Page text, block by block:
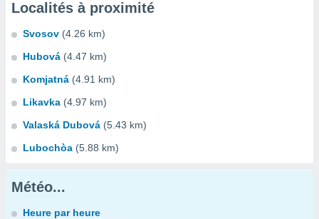
Localités à proximité
Svosov (4.26 km)
Hubová (4.47 km)
Komjatná (4.91 km)
Likavka (4.97 km)
Valaská Dubová (5.43 km)
Lubochòa (5.88 km)
Météo...
Heure par heure